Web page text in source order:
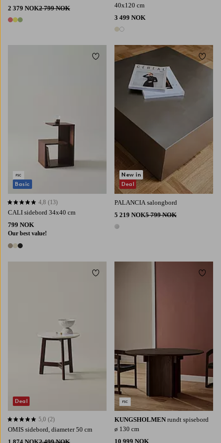
2 379 NOK2 799 NOK
3 farger
40x120 cm
3 499 NOK
2 farger
CALI sidebord 34x40 cm
799 NOK
Our best value!
3 farger
4,8 basert på 13 karaktergivninger
4,8 (13)
Basic
Legg til favoritter
PALANCIA salongbord
5 219 NOK5 799 NOK
1 farge
New in
Deal
Legg
OMIS sidebord, diameter 50 cm
5,0 basert på 2 karaktergivninger
5,0 (2)
Deal
Legg til favoritter
KUNGSHOLMEN rundt spisebord
ø 130 cm
10 999 NOK
Legg